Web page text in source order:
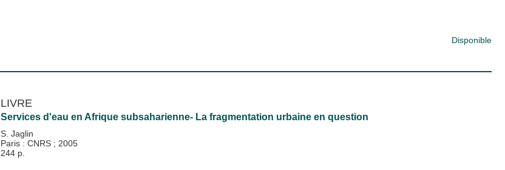
Disponible
LIVRE
Services d'eau en Afrique subsaharienne- La fragmentation urbaine en question
S. Jaglin
Paris : CNRS ; 2005
244 p.